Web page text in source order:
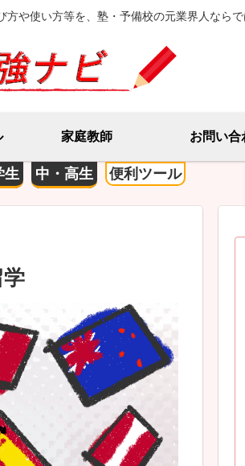
や使い方等を、塾・予備校の元業界人ならで
家庭教師 お問い合
生 中・高生 便利ツール